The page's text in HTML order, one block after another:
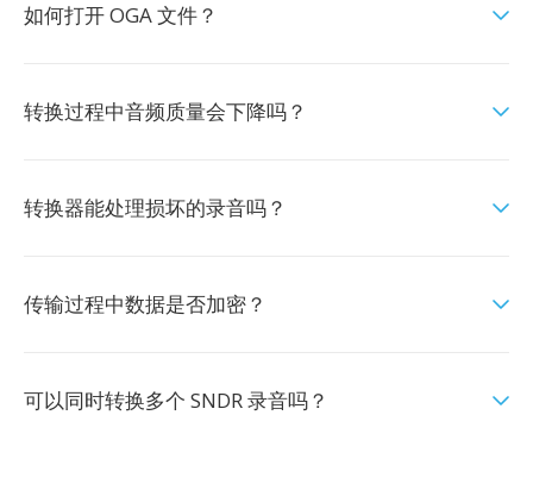
如何打开 OGA 文件？
转换过程中音频质量会下降吗？
转换器能处理损坏的录音吗？
传输过程中数据是否加密？
可以同时转换多个 SNDR 录音吗？